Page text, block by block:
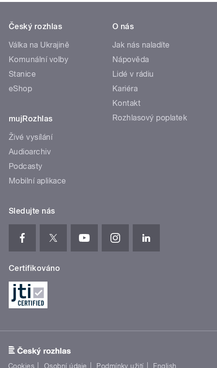
Český rozhlas
Válka na Ukrajině
Komunální volby
Stanice
eShop
mujRozhlas
Živé vysílání
Audioarchiv
Podcasty
Mobilní aplikace
O nás
Jak nás naladíte
Nápověda
Lidé v rádiu
Kariéra
Kontakt
Rozhlasový poplatek
Sledujte nás
Certifikováno
Cookies Osobní údaje Podmínky užití English